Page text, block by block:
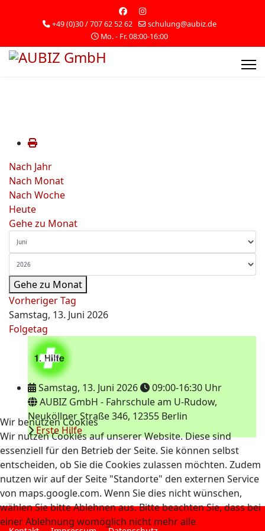
+49 (0)30 / 707 62 52 62
schulung@aubiz.de
Mo. - Fr. 08:00-16:00
Nach Jahr
Nach Monat
Nach Woche
Heute
Gehe zu Monat
Gehe zu Monat
Vorheriger Tag
Samstag, 13. Juni 2026
Folgetag
Samstag, 13. Juni 2026
09:00-16:30 Uhr
AUBIZ GmbH - Fahrschule am U-Rudow,
Neuköllner Straße 346, 12355 Berlin
Erste Hilfe
Wir benutzen Cookies
Wir nutzen Cookies auf unserer Website. Diese sind
essenziell für den Betrieb der Seite. Sie können selbst
entscheiden, ob Sie die Cookies zulassen möchten. Zudem
nutzen wir auf der Seite "Standorte" den externen Service
von maps.google.com. Wenn Sie dies nicht wünschen,
wählen Sie bitte Ablehnen aus. Bitte beachten Sie, dass bei
einer Ablehnung womöglich nicht mehr alle